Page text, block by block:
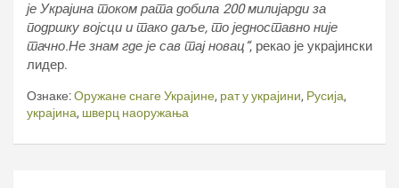
је Украјина током рата добила 200 милијарди за
подршку војсци и тако даље, то једноставно није
тачно.Не знам где је сав тај новац“, рекао је украјински
лидер.
Ознаке:Оружане снаге Украјине, рат у украјини, Русија,
украјина, шверц наоружања